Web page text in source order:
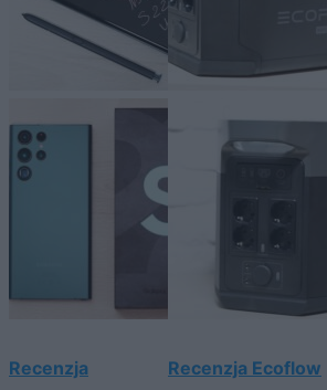
Recenzja
Recenzja Ecoflow